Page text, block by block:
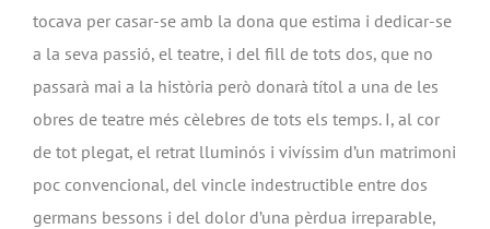
tocava per casar-se amb la dona que estima i dedicar-se
a la seva passió, el teatre, i del fill de tots dos, que no
passarà mai a la història però donarà títol a una de les
obres de teatre més cèlebres de tots els temps. I, al cor
de tot plegat, el retrat lluminós i vivíssim d’un matrimoni
poc convencional, del vincle indestructible entre dos
germans bessons i del dolor d’una pèrdua irreparable,